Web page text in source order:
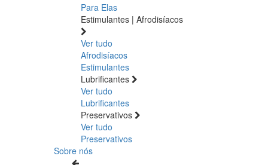
Para Elas
Estimulantes | Afrodisíacos
Ver tudo
Afrodisíacos
Estimulantes
Lubrificantes
Ver tudo
Lubrificantes
Preservativos
Ver tudo
Preservativos
Sobre nós